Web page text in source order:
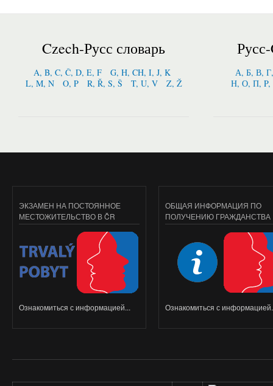
Czech-Русс словарь
A, B, C, Č, D, E, F
G, H, CH, I, J, K
L, M, N
O, P R, Ř, S, Š T, U, V Z, Ž
А, Б, В,
Н, О, П,
ЭКЗАМЕН НА ПОСТОЯННОЕ
МЕСТОЖИТЕЛЬСТВО В ČR
Ознакомиться с информацией...
ОБЩАЯ ИНФОРМАЦИЯ ПО
ПОЛУЧЕНИЮ ГРАЖДАНСТВА
Ознакомиться с